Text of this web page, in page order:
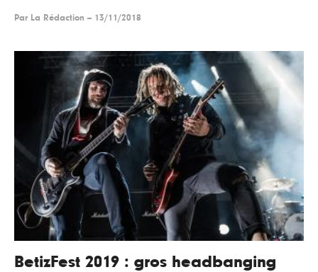
Par La Rédaction -- 13/11/2018
BetizFest 2019 : gros headbanging